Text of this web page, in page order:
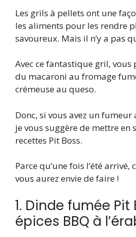
Les grils à pellets ont une
les aliments pour les rendre
savoureux. Mais il n’y a pas
Avec ce fantastique gril, vous
du macaroni au fromage
crémeuse au queso.
Donc, si vous avez un fumeur
je vous suggère de mettre en
recettes Pit Boss.
Parce qu’une fois l’été arrivé,
vous aurez envie de faire !
1. Dinde fumée Pit
épices BBQ à